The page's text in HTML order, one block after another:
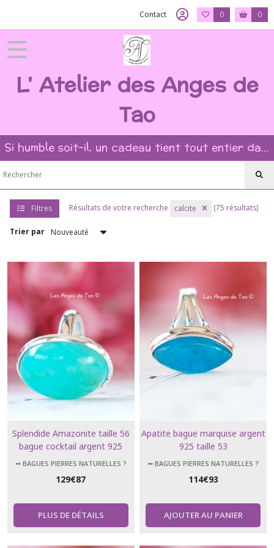
Contact 0 0
L' Atelier des Anges de
Tao
Si humble soit-il, un cadeau tient tout entier dans l'intention et la beauté du geste ?
Filtres Résultats de votre recherche calcite (75 résultats)
Trier par
Splendide Amazonite taille 56
bague cocktail argent 925
forme ovale collection luxe
➻ BAGUES PIERRES NATURELLES ?
129€87
PLUS DE DÉTAILS
Apatite bague marquise argent
925 taille 53
➻ BAGUES PIERRES NATURELLES ?
114€93
AJOUTER AU PANIER
FILTRES
Tous
Bagues
pierres
(35)
➻
Rares
Bagues
Cacoxénite
Pendentifs
pierres
naturelles
Afficher
les
résultats